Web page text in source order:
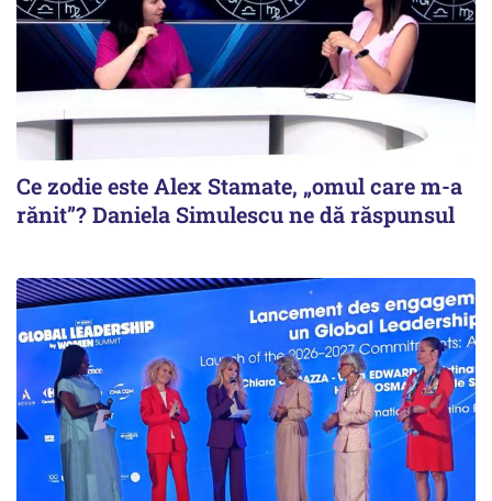
Ce zodie este Alex Stamate, „omul care m-a
rănit”? Daniela Simulescu ne dă răspunsul